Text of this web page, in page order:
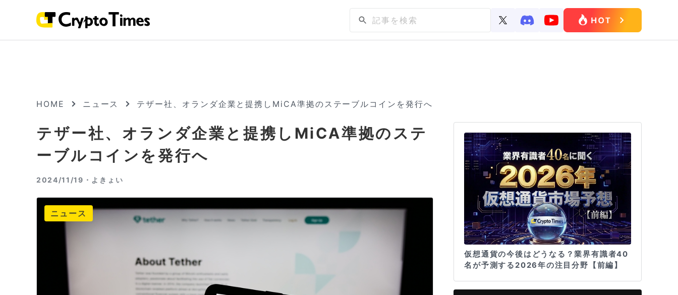
HOME ニュース テザー社、オランダ企業と提携しMiCA準拠のステーブルコインを発行へ
テザー社、オランダ企業と提携しMiCA準拠のステ
ーブルコインを発行へ
2024/11/19・ よきょい
ニュース
仮想通貨の今後はどうなる？業界有識者40
名が予測する2026年の注目分野【前編】